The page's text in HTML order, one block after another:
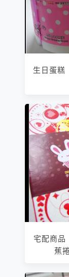
生日蛋糕
宅配商品
蕉